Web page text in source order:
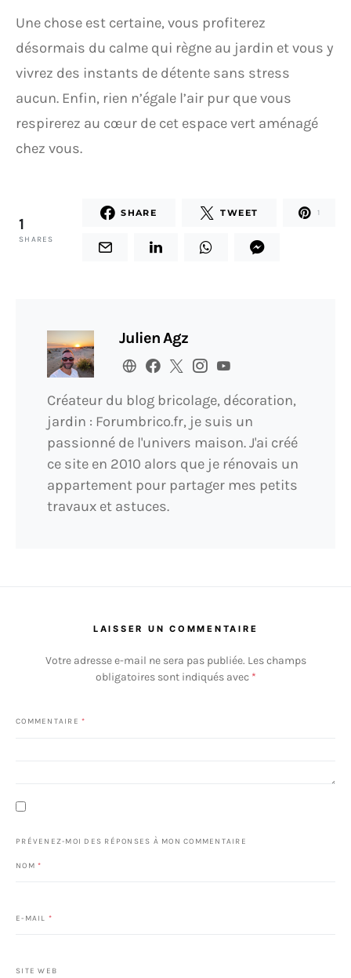
Une chose est certaine, vous profiterez
désormais du calme qui règne au jardin et vous y
vivrez des instants de détente sans stress
aucun. Enfin, rien n’égale l’air pur que vous
respirerez au cœur de cet espace vert aménagé
chez vous.
1
SHARES
SHARE TWEET 1
Julien Agz
Créateur du blog bricolage, décoration,
jardin : Forumbrico.fr, je suis un
passionné de l'univers maison. J'ai créé
ce site en 2010 alors que je rénovais un
appartement pour partager mes petits
travaux et astuces.
LAISSER UN COMMENTAIRE
Votre adresse e-mail ne sera pas publiée. Les champs
obligatoires sont indiqués avec *
COMMENTAIRE *
PRÉVENEZ-MOI DES RÉPONSES À MON COMMENTAIRE
NOM *
E-MAIL *
SITE WEB